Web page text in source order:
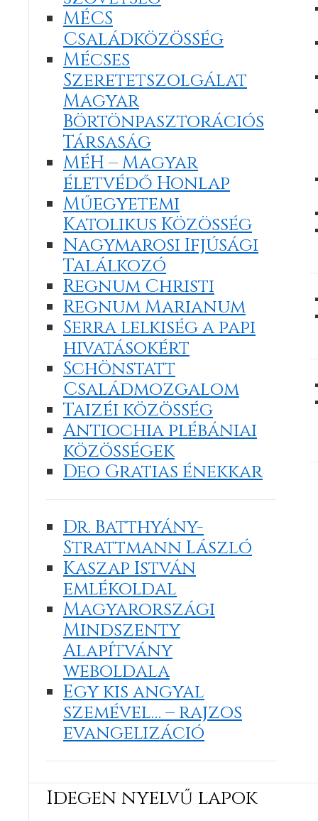
MÉCS
Családközösség
Mécses
Szeretetszolgálat
Magyar
Börtönpasztorációs
Társaság
MéH – Magyar
életvédő Honlap
Műegyetemi
Katolikus Közösség
Nagymarosi Ifjúsági
Találkozó
Regnum Christi
Regnum Marianum
Serra lelkiség a papi
hivatásokért
Schönstatt
Családmozgalom
Taizéi közösség
Antiochia plébániai
közösségek
Deo Gratias énekkar
Dr. Batthyány-
Strattmann László
Kaszap István
emlékoldal
Magyarországi
Mindszenty
Alapítvány
weboldala
Egy kis angyal
szemével… – rajzos
evangelizáció
Idegen nyelvű lapok